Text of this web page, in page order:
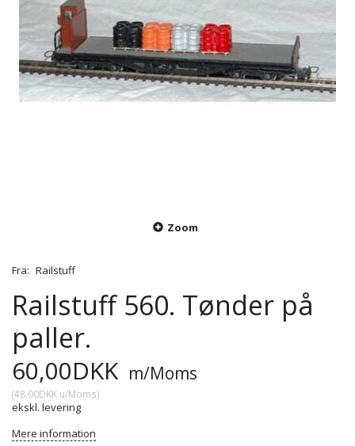
Zoom
Fra: Railstuff
Railstuff 560. Tønder på
paller.
60,00DKK m/Moms
(48,00DKK u/Moms)
ekskl. levering
Mere information